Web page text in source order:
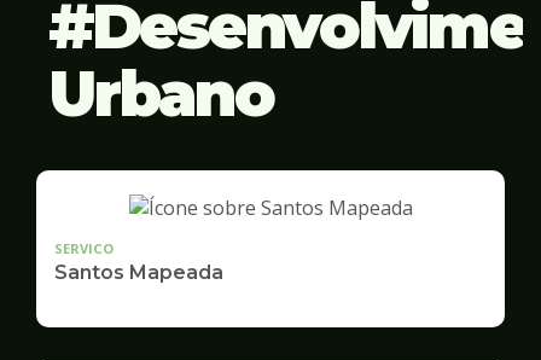
Urbano
SERVICO
Santos Mapeada